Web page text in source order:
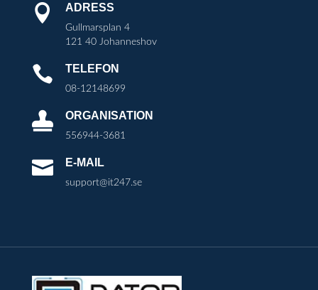
 ADRESS
Gullmarsplan 4
121 40 Johanneshov
 TELEFON
08-12148699
 ORGANISATION
556944-3681
 E-MAIL
support@it247.se